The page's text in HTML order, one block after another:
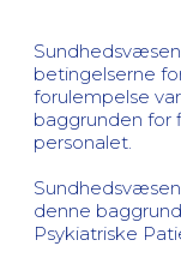
betingelserne
forulempelse
baggrunden for
personalet.
denne
Psykiatriske